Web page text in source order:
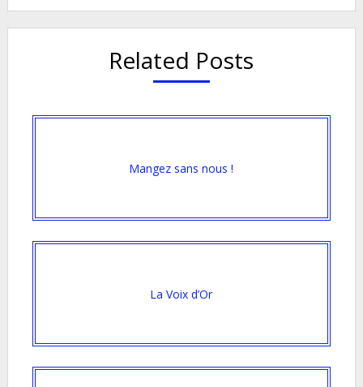
Related Posts
Mangez sans nous !
La Voix d’Or